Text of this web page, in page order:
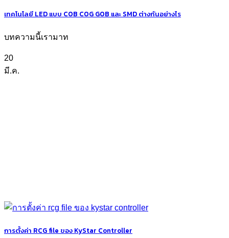
เทคโนโลยี LED แบบ COB COG GOB และ SMD ต่างกันอย่างไร
บทความนี้เรามาท
20
มี.ค.
การตั้งค่า RCG file ของ KyStar Controller